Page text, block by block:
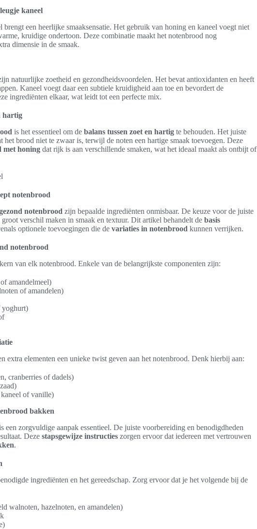
kaneel
brengt een heerlijke smaaksensatie. Het gebruik van honing en kaneel voegt niet
kruidige ondertoon. Deze combinatie maakt het notenbrood nog
dimensie in de smaak.
natuurlijke zoetheid en gezondheidsvoordelen. Het bevat antioxidanten en heeft
Kaneel voegt daar een subtiele kruidigheid aan toe en bevordert de
ingrediënten elkaar, wat leidt tot een perfecte mix.
hartig
is het essentieel om de balans tussen zoet en hartig te behouden. Het juiste
brood niet te zwaar is, terwijl de noten een hartige smaak toevoegen. Deze
met honing dat rijk is aan verschillende smaken, wat het ideaal maakt als ontbijt of
notenbrood
notenbrood zijn bepaalde ingrediënten onmisbaar. De keuze voor de juiste
groot verschil maken in smaak en textuur. Dit artikel behandelt de basis
optionele toevoegingen die de variaties in notenbrood kunnen verrijken.
notenbrood
van elk notenbrood. Enkele van de belangrijkste componenten zijn:
amandelmeel)
of amandelen)
yoghurt)
extra elementen een unieke twist geven aan het notenbrood. Denk hierbij aan:
cranberries of dadels)
of vanille)
bakken
een zorgvuldige aanpak essentieel. De juiste voorbereiding en benodigdheden
Deze stapsgewijze instructies zorgen ervoor dat iedereen met vertrouwen
.
ingrediënten en het gereedschap. Zorg ervoor dat je het volgende bij de
walnoten, hazelnoten, en amandelen)